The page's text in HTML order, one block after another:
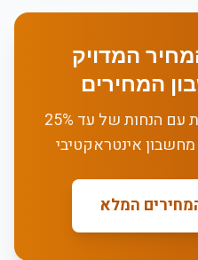
המדויק
המחירים
בנו חבילה מותאמת אישית עם הנחות של עד 25%
מחשבון אינטראקטיבי
המלא